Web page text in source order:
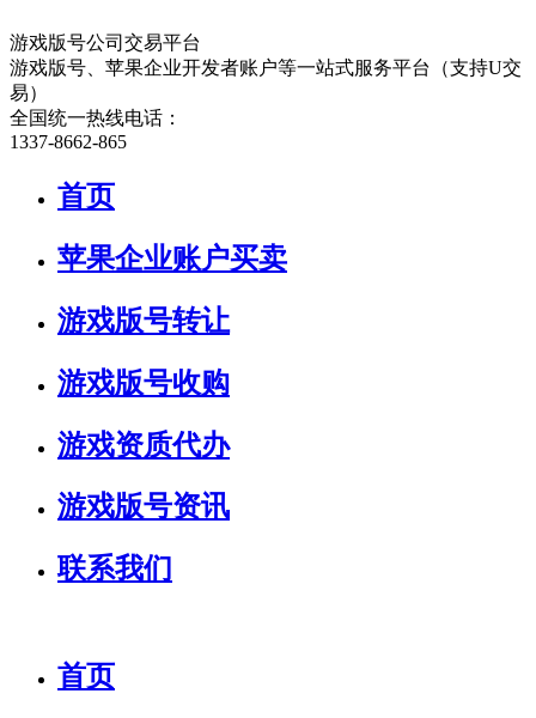
游戏版号公司交易平台
游戏版号、苹果企业开发者账户等一站式服务平台（支持U交
易）
全国统一热线电话：
1337-8662-865
首页
苹果企业账户买卖
游戏版号转让
游戏版号收购
游戏资质代办
游戏版号资讯
联系我们
首页